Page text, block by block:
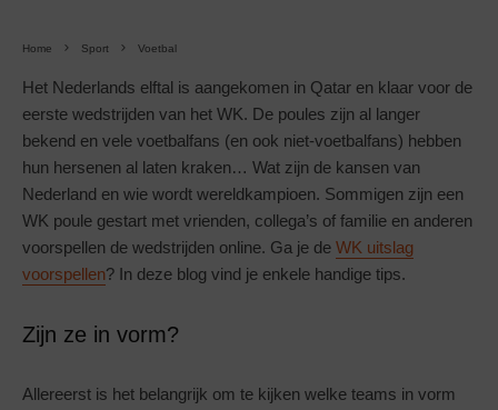
Home Sport Voetbal
Het Nederlands elftal is aangekomen in Qatar en klaar voor de
eerste wedstrijden van het WK. De poules zijn al langer
bekend en vele voetbalfans (en ook niet-voetbalfans) hebben
hun hersenen al laten kraken… Wat zijn de kansen van
Nederland en wie wordt wereldkampioen. Sommigen zijn een
WK poule gestart met vrienden, collega’s of familie en anderen
voorspellen de wedstrijden online. Ga je de WK uitslag
voorspellen? In deze blog vind je enkele handige tips.
Zijn ze in vorm?
Allereerst is het belangrijk om te kijken welke teams in vorm